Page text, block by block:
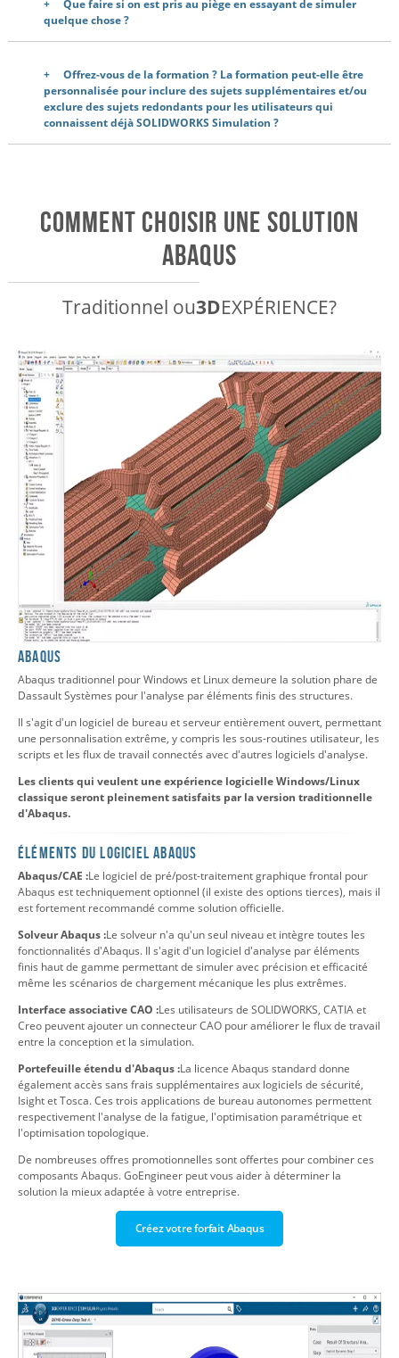
Que faire si on est pris au piège en essayant de simuler
quelque chose ?
Offrez-vous de la formation ? La formation peut-elle être
personnalisée pour inclure des sujets supplémentaires et/ou
exclure des sujets redondants pour les utilisateurs qui
connaissent déjà SOLIDWORKS Simulation ?
Comment choisir une solution
Abaqus
Traditionnel ou3DEXPÉRIENCE?
Abaqus
Abaqus traditionnel pour Windows et Linux demeure la solution phare de
Dassault Systèmes pour l'analyse par éléments finis des structures.
Il s'agit d'un logiciel de bureau et serveur entièrement ouvert, permettant
une personnalisation extrême, y compris les sous-routines utilisateur, les
scripts et les flux de travail connectés avec d'autres logiciels d'analyse.
Les clients qui veulent une expérience logicielle Windows/Linux
classique seront pleinement satisfaits par la version traditionnelle
d'Abaqus.
Éléments du logiciel Abaqus
Abaqus/CAE :Le logiciel de pré/post-traitement graphique frontal pour
Abaqus est techniquement optionnel (il existe des options tierces), mais il
est fortement recommandé comme solution officielle.
Solveur Abaqus :Le solveur n'a qu'un seul niveau et intègre toutes les
fonctionnalités d'Abaqus. Il s'agit d'un logiciel d'analyse par éléments
finis haut de gamme permettant de simuler avec précision et efficacité
même les scénarios de chargement mécanique les plus extrêmes.
Interface associative CAO :Les utilisateurs de SOLIDWORKS, CATIA et
Creo peuvent ajouter un connecteur CAO pour améliorer le flux de travail
entre la conception et la simulation.
Portefeuille étendu d'Abaqus :La licence Abaqus standard donne
également accès sans frais supplémentaires aux logiciels de sécurité,
Isight et Tosca. Ces trois applications de bureau autonomes permettent
respectivement l'analyse de la fatigue, l'optimisation paramétrique et
l'optimisation topologique.
De nombreuses offres promotionnelles sont offertes pour combiner ces
composants Abaqus. GoEngineer peut vous aider à déterminer la
solution la mieux adaptée à votre entreprise.
Créez votre forfait Abaqus